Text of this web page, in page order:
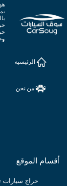
الرئيسية
من نحن
أقسام الموقع
حراج سيارات